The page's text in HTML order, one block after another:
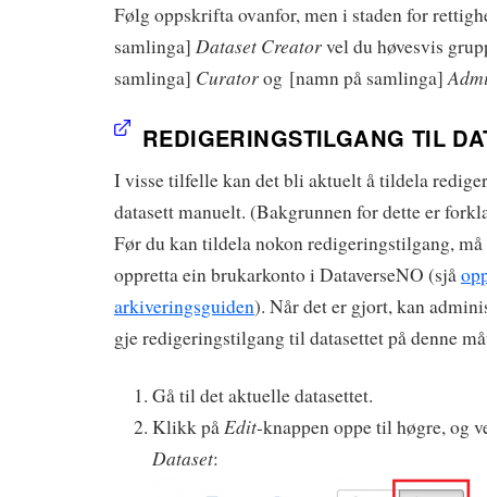
Følg oppskrifta ovanfor, men i staden for
samlinga] Dataset Creatorvel du høvesvis
samlinga] Curatorog [namn på samlinga]
REDIGERINGSTILGANG TIL
I visse tilfelle kan det bli aktuelt å tildela
datasett manuelt. (Bakgrunnen for dette er
Før du kan tildela nokon redigeringstilgang, må
oppretta ein brukarkonto i DataverseNO (sjå
arkiveringsguiden). Når det er gjort, kan
gje redigeringstilgang til datasettet på denne
Gå til det aktuelle datasettet.
Klikk på Edit-knappen oppe til høgre, og
Dataset: